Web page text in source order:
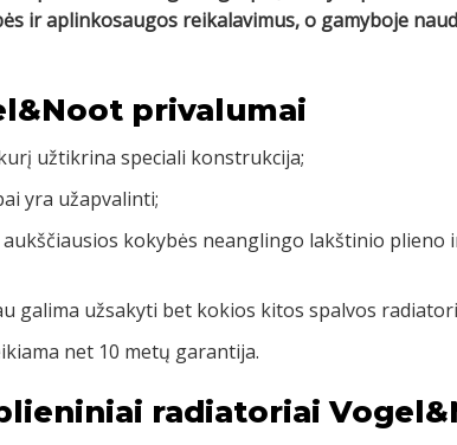
ir aplinkosaugos reikalavimus, o gamyboje
privalumai
užtikrina speciali konstrukcija;
yra užapvalinti;
kokybės neanglingo lakštinio
galima užsakyti bet kokios kitos spalvos
net 10 metų garantija.
radiatoriai